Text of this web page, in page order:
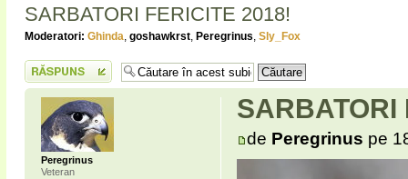
SARBATORI FERICITE 2018!
Moderatori: Ghinda, goshawkrst, Peregrinus, Sly_Fox
Scrie un răspuns
SARBATORI
de Peregrinus pe
Peregrinus
Veteran